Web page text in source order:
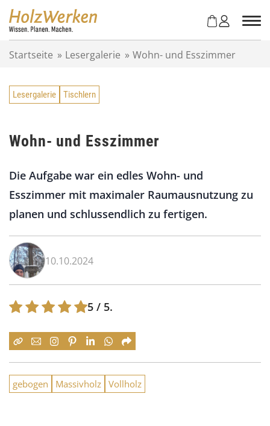
Startseite » Lesergalerie » Wohn- und Esszimmer
Lesergalerie Tischlern
Wohn- und Esszimmer
Die Aufgabe war ein edles Wohn- und
Esszimmer mit maximaler Raumausnutzung zu
planen und schlussendlich zu fertigen.
10.10.2024
5 / 5.
gebogen Massivholz Vollholz